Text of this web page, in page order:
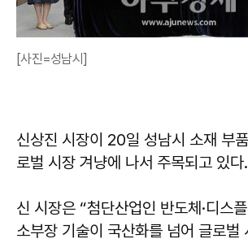
[사진=성남시]
신상진 시장이 20일 성남시 소재 부
로벌 시장 겨냥에 나서 주목되고 있다.
신 시장은 “첨단산업인 반도체·디스
소부장 기술이 국산화를 넘어 글로벌